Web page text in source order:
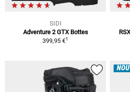
SIDI
Adventure 2 GTX Bottes
399,95 €1